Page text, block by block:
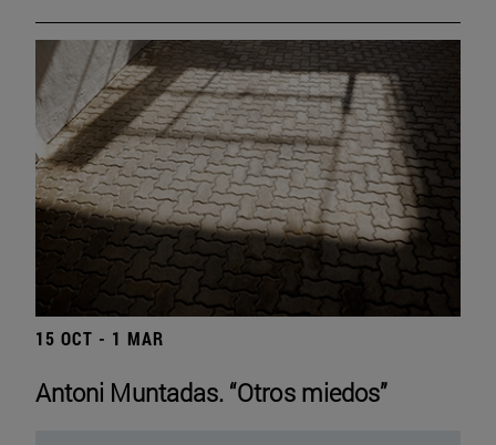
15 OCT - 1 MAR
Antoni Muntadas. “Otros miedos”